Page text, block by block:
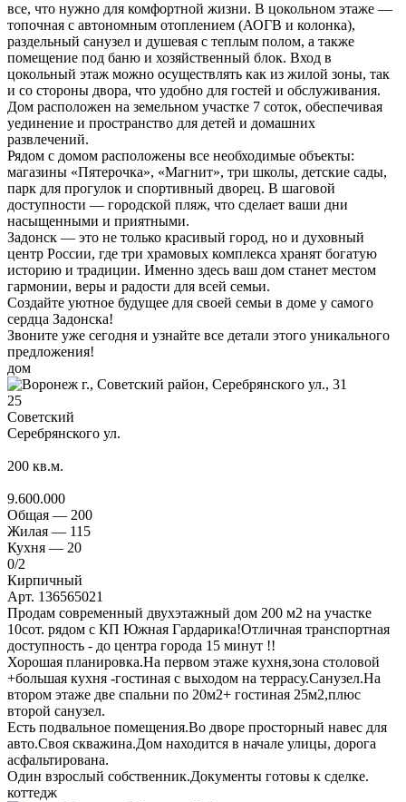
все, что нужно для комфортной жизни. В цокольном этаже —
топочная с автономным отоплением (АОГВ и колонка),
раздельный санузел и душевая с теплым полом, а также
помещение под баню и хозяйственный блок. Вход в
цокольный этаж можно осуществлять как из жилой зоны, так
и со стороны двора, что удобно для гостей и обслуживания.
Дом расположен на земельном участке 7 соток, обеспечивая
уединение и пространство для детей и домашних
развлечений.
Рядом с домом расположены все необходимые объекты:
магазины «Пятерочка», «Магнит», три школы, детские сады,
парк для прогулок и спортивный дворец. В шаговой
доступности — городской пляж, что сделает ваши дни
насыщенными и приятными.
Задонск — это не только красивый город, но и духовный
центр России, где три храмовых комплекса хранят богатую
историю и традиции. Именно здесь ваш дом станет местом
гармонии, веры и радости для всей семьи.
Создайте уютное будущее для своей семьи в доме у самого
сердца Задонска!
Звоните уже сегодня и узнайте все детали этого уникального
предложения!
дом
25
Советский
Серебрянского ул.
200 кв.м.
9.600.000
Общая — 200
Жилая — 115
Кухня — 20
0/2
Кирпичный
Арт. 136565021
Продам современный двухэтажный дом 200 м2 на участке
10сот. рядом с КП Южная Гардарика!Отличная транспортная
доступность - до центра города 15 минут !!
Хорошая планировка.На первом этаже кухня,зона столовой
+большая кухня -гостиная с выходом на террасу.Санузел.На
втором этаже две спальни по 20м2+ гостиная 25м2,плюс
второй санузел.
Есть подвальное помещения.Во дворе просторный навес для
авто.Своя скважина.Дом находится в начале улицы, дорога
асфальтирована.
Один взрослый собственник.Документы готовы к сделке.
коттедж